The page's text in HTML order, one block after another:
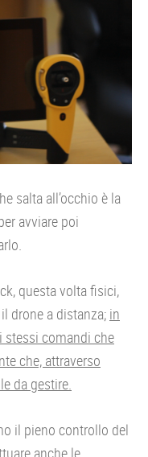
salta all’occhio è la
avviare poi
questa volta fisici,
drone a distanza; in
stessi comandi che
che, attraverso
da gestire.
il pieno controllo del